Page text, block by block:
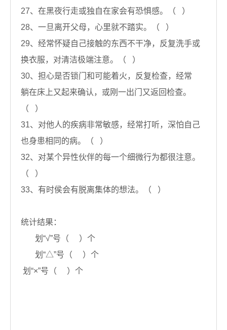
27、在黑夜行走或独自在家会有恐惧感。（ ）
28、一旦离开父母，心里就不踏实。（ ）
29、经常怀疑自己接触的东西不干净，反复洗手或
换衣服，对清洁极端注意。（ ）
30、担心是否锁门和可能着火，反复检查，经常
躺在床上又起来确认，或刚一出门又返回检查。
（ ）
31、对他人的疾病非常敏感，经常打听，深怕自己
也身患相同的病。（ ）
32、对某个异性伙伴的每一个细微行为都很注意。
（ ）
33、有时侯会有脱离集体的想法。（ ）
统计结果：
划“√”号（ ）个
划“△”号（ ）个
划“×”号（ ）个